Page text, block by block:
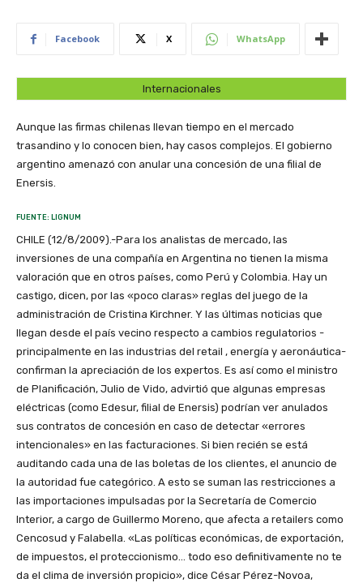
Facebook X WhatsApp
Internacionales
Aunque las firmas chilenas llevan tiempo en el mercado
trasandino y lo conocen bien, hay casos complejos. El gobierno
argentino amenazó con anular una concesión de una filial de
Enersis.
FUENTE: LIGNUM
CHILE (12/8/2009).-Para los analistas de mercado, las
inversiones de una compañía en Argentina no tienen la misma
valoración que en otros países, como Perú y Colombia. Hay un
castigo, dicen, por las «poco claras» reglas del juego de la
administración de Cristina Kirchner. Y las últimas noticias que
llegan desde el país vecino respecto a cambios regulatorios -
principalmente en las industrias del retail , energía y aeronáutica-
confirman la apreciación de los expertos. Es así como el ministro
de Planificación, Julio de Vido, advirtió que algunas empresas
eléctricas (como Edesur, filial de Enersis) podrían ver anulados
sus contratos de concesión en caso de detectar «errores
intencionales» en las facturaciones. Si bien recién se está
auditando cada una de las boletas de los clientes, el anuncio de
la autoridad fue categórico. A esto se suman las restricciones a
las importaciones impulsadas por la Secretaría de Comercio
Interior, a cargo de Guillermo Moreno, que afecta a retailers como
Cencosud y Falabella. «Las políticas económicas, de exportación,
de impuestos, el proteccionismo… todo eso definitivamente no te
da el clima de inversión propicio», dice César Pérez-Novoa,